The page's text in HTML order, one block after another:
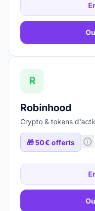
R
Robinhood
Crypto & tokens
🎁50 € offerts